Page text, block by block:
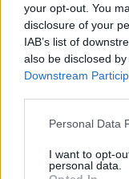
your opt-out. You
disclosure of your
IAB’s list of
also be disclosed
Downstream
Personal Data
I want to opt-
personal data.
Douro
6 de Agosto, 2026